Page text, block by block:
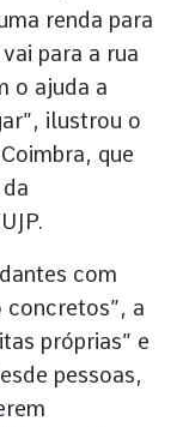
renda para
para a rua
o ajuda a
ilustrou o
que
com
concretos”, a
próprias” e
pessoas,